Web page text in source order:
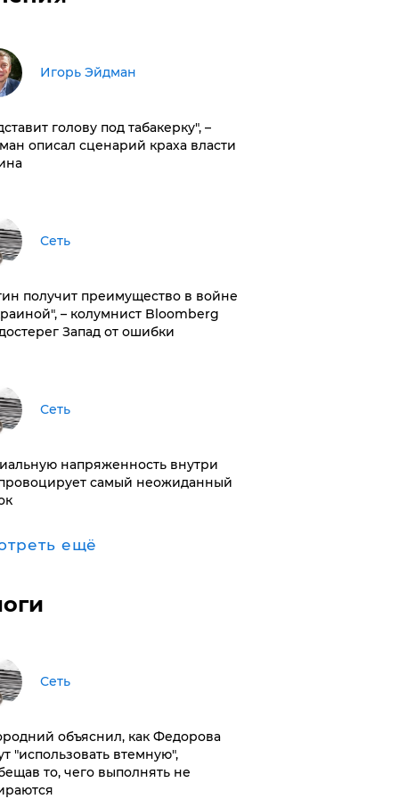
Игорь Эйдман
голову под табакерку", –
описал сценарий краха власти
Сеть
получит преимущество в войне
– колумнист Bloomberg
Запад от ошибки
Сеть
напряженность внутри
самый неожиданный
ещё
Сеть
объяснил, как Федорова
"использовать втемную",
то, чего выполнять не